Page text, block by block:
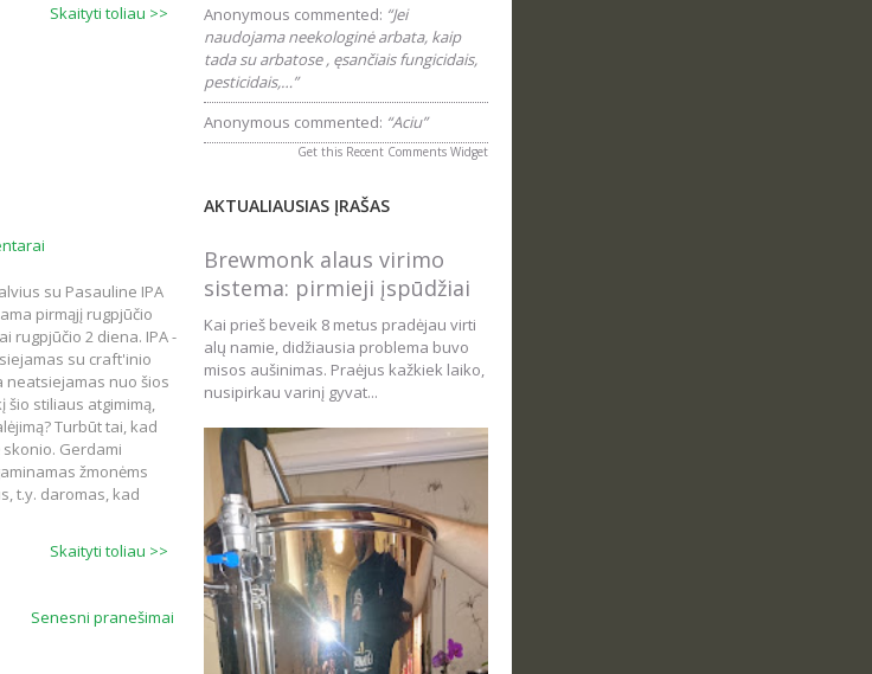
Skaityti toliau >>
su Pasauline IPA
pirmąjį rugpjūčio
rugpjūčio 2 diena. IPA -
su craft'inio
neatsiejamas nuo šios
šio stiliaus atgimimą,
Turbūt tai, kad
Gerdami
žmonėms
t.y. daromas, kad
Skaityti toliau >>
Senesni pranešimai
Anonymous commented: “Jei
naudojama neekologinė arbata, kaip
tada su arbatose , ęsančiais fungicidais,
pesticidais,…”
Anonymous commented: “Aciu”
Get this Recent Comments Widget
AKTUALIAUSIAS ĮRAŠAS
Brewmonk alaus virimo
sistema: pirmieji įspūdžiai
Kai prieš beveik 8 metus pradėjau virti
alų namie, didžiausia problema buvo
misos aušinimas. Praėjus kažkiek laiko,
nusipirkau varinį gyvat...